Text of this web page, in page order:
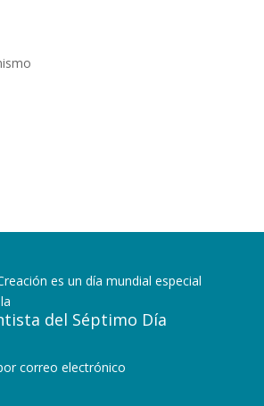
es un día mundial especial
del Séptimo Día
correo electrónico